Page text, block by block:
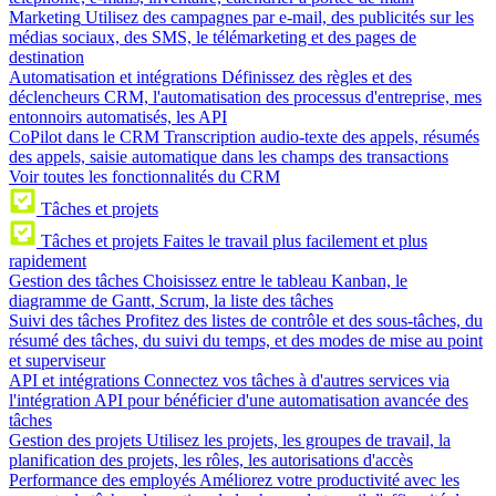
Marketing Utilisez des campagnes par e-mail, des publicités sur les
médias sociaux, des SMS, le télémarketing et des pages de
destination
Automatisation et intégrations Définissez des règles et des
déclencheurs CRM, l'automatisation des processus d'entreprise, mes
entonnoirs automatisés, les API
CoPilot dans le CRM Transcription audio-texte des appels, résumés
des appels, saisie automatique dans les champs des transactions
Voir toutes les fonctionnalités du CRM
Tâches et projets
Tâches et projets Faites le travail plus facilement et plus
rapidement
Gestion des tâches Choisissez entre le tableau Kanban, le
diagramme de Gantt, Scrum, la liste des tâches
Suivi des tâches Profitez des listes de contrôle et des sous-tâches, du
résumé des tâches, du suivi du temps, et des modes de mise au point
et superviseur
API et intégrations Connectez vos tâches à d'autres services via
l'intégration API pour bénéficier d'une automatisation avancée des
tâches
Gestion des projets Utilisez les projets, les groupes de travail, la
planification des projets, les rôles, les autorisations d'accès
Performance des employés Améliorez votre productivité avec les